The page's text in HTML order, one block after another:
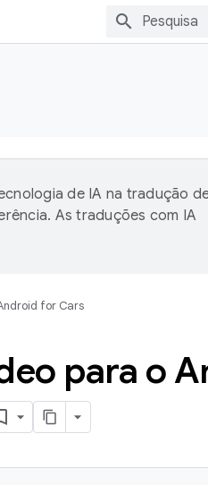
de IA na tradução
As traduções com IA
for Cars
para o